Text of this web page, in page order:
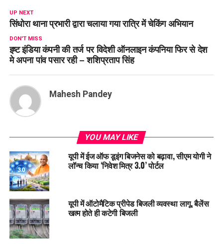
UP NEXT
सिंधोरा थाना प्रभारी द्वारा चलाया गया रात्रि में चेकिंग अभियान
DON'T MISS
इष्ट इंडिया कंपनी की तर्ज पर विदेशी ऑनलाइन कंपनिया फिर से देश
मे अपना पांव पसार रही – शशिप्रताप सिंह
Mahesh Pandey
YOU MAY LIKE
यूपी में ईज ऑफ डूइंग बिजनेस को बढ़ावा, सीएम योगी ने
लॉन्च किया ‘निवेश मित्र 3.0’ पोर्टल
यूपी में ऑटोमैटिक प्रीपेड बिजली व्यवस्था लागू, बैलेंस
खत्म होते ही कटेगी बिजली